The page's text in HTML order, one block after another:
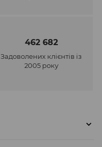
462 682
Задоволених клієнтів із
2005 року